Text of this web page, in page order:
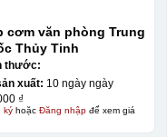
cơm văn phòng Trung
Thủy Tinh
thước:
xuất: 10 ngày ngày
₫
kýhoặc Đăng nhậpđể xem giá